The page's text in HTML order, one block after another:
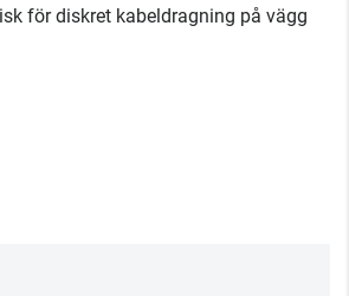
för diskret kabeldragning på vägg